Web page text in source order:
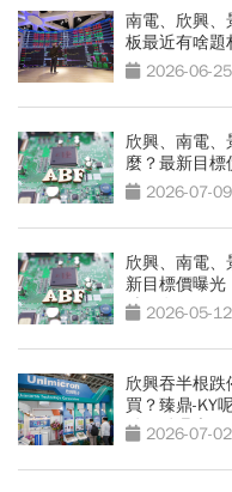
南電、欣興、
板最近有啥題
間 2026-06-25
欣興、南電、
麼？最新目
間」2026-07-09
欣興、南電、
新目標價曝
精」有關
2026-05-12
欣興吞半根
買？臻鼎-KY
鍵買點曝光」
2026-07-02